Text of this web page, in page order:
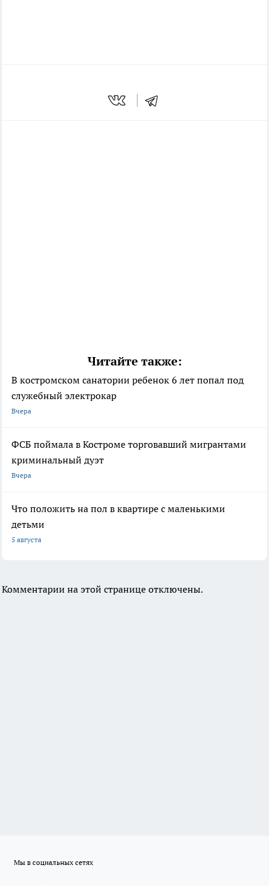
Читайте также:
В костромском санатории ребенок 6 лет попал под
служебный электрокар
Вчера
ФСБ поймала в Костроме торговавший мигрантами
криминальный дуэт
Вчера
Что положить на пол в квартире с маленькими
детьми
5 августа
Комментарии на этой странице отключены.
Мы в социальных сетях